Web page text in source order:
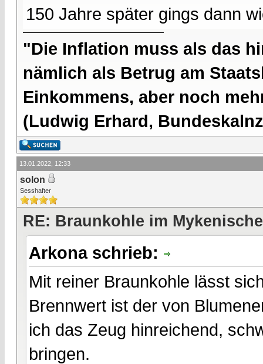
150 Jahre später gings dann
"Die Inflation muss als das
nämlich als Betrug am
Einkommens, aber noch
(Ludwig Erhard,
13.01.2022, 12:33
solon
Sesshafter
RE: Braunkohle im
Arkona schrieb:
Mit reiner Braunkohle lässt
Brennwert ist der von
ich das Zeug hinreichend,
bringen.